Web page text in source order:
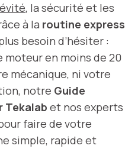
, la sécurité et les
à la routine express
besoin d’hésiter :
en moins de 20
mécanique, ni votre
notre Guide
Tekalab et nos experts
faire de votre
simple, rapide et